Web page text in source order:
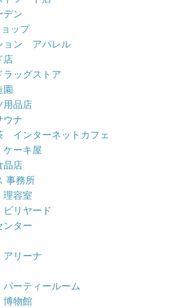
デン
ップ
ョン アパレル
店
ッグストア
用品店
ナ
インターネットカフェ
ーキ屋
品店
事務所
容室
リヤード
ンター
リーナ
ーティールーム
物館